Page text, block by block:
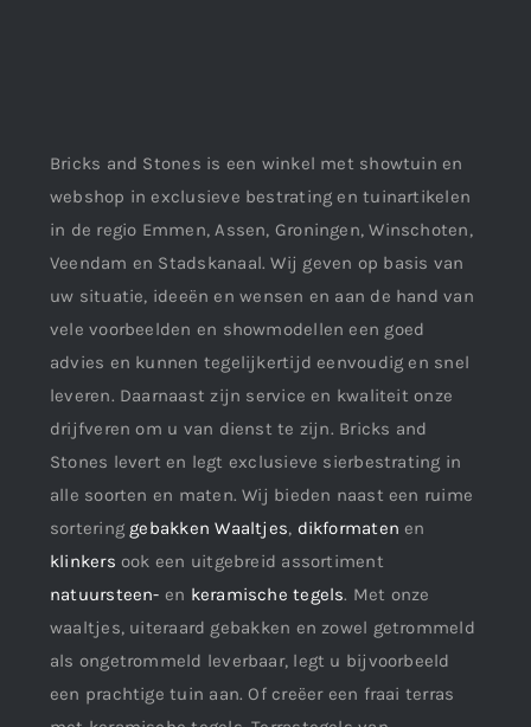
Bricks and Stones is een winkel met showtuin en
webshop in exclusieve bestrating en tuinartikelen
in de regio Emmen, Assen, Groningen, Winschoten,
Veendam en Stadskanaal. Wij geven op basis van
uw situatie, ideeën en wensen en aan de hand van
vele voorbeelden en showmodellen een goed
advies en kunnen tegelijkertijd eenvoudig en snel
leveren. Daarnaast zijn service en kwaliteit onze
drijfveren om u van dienst te zijn. Bricks and
Stones levert en legt exclusieve sierbestrating in
alle soorten en maten. Wij bieden naast een ruime
sortering gebakken Waaltjes, dikformaten en
klinkers ook een uitgebreid assortiment
natuursteen- en keramische tegels. Met onze
waaltjes, uiteraard gebakken en zowel getrommeld
als ongetrommeld leverbaar, legt u bijvoorbeeld
een prachtige tuin aan. Of creëer een fraai terras